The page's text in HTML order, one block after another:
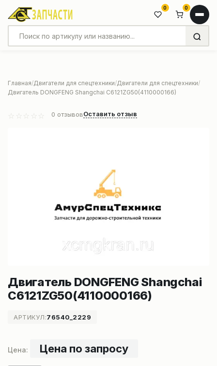
0 0
Главная Двигатели для спецтехники Двигатели для спецтехники
Двигатель DONGFENG Shangchai C6121ZG50(4110000166)
0 отзывовОставить отзыв
Двигатель DONGFENG Shangchai
C6121ZG50(4110000166)
АРТИКУЛ:76540_2229
Цена по запросу